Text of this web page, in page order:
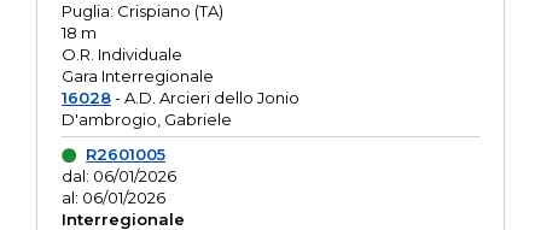
Puglia: Crispiano (TA)
18 m
O.R. Individuale
Gara Interregionale
16028- A.D. Arcieri dello Jonio
D'ambrogio, Gabriele
R2601005
dal: 06/01/2026
al: 06/01/2026
Interregionale